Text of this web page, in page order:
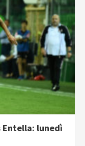
Entella: lunedì